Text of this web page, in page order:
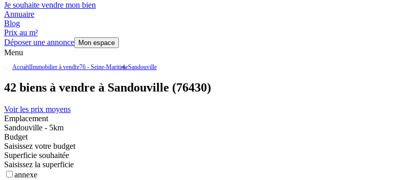
Je souhaite vendre mon bien
Annuaire
Blog
Prix au m²
Déposer une annonce
Mon espace
Menu
AccueilImmobilier à vendre76 - Seine-MaritimeSandouville
42 biens à vendre à Sandouville (76430)
Voir les prix moyens
Emplacement
Sandouville - 5km
Budget
Saisissez votre budget
Superficie souhaitée
Saisissez la superficie
annexe